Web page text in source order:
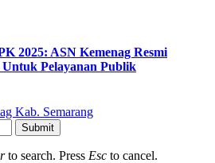
2025: ASN Kemenag Resmi
Pelayanan Publik
Kab. Semarang
Submit
to search. Press Esc to cancel.